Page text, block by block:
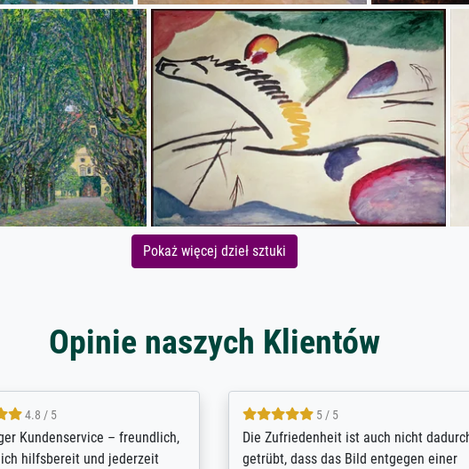
Pokaż więcej dzieł sztuki
Opinie naszych Klientów
5 / 5
mit der
Großvaters aus dem 1.
4.8 / 5
Hervorragende Qualität. Man kann sich
vieles anpassen lassen, wie z.B.: